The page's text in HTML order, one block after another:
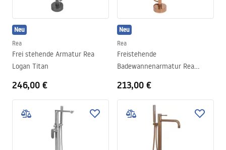
Neu
Rea
Frei stehende Armatur Rea
Logan Titan
246,00 €
Neu
Rea
Freistehende
Badewannenarmatur Rea
213,00 €